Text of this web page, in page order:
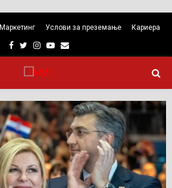
Маркетинг Услови за преземање Кариера
Facebook
TwitterInstagram
Youtube
Email